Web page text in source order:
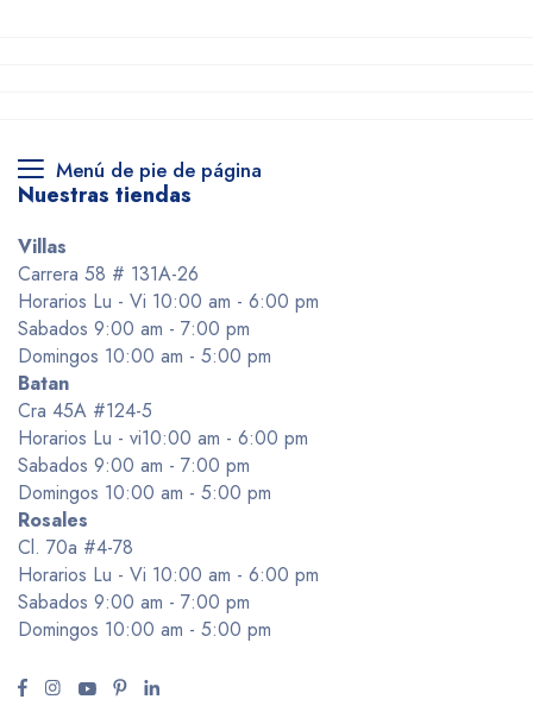
Menú de pie de página
Nuestras tiendas
Villas
Carrera 58 # 131A-26
Horarios Lu - Vi 10:00 am - 6:00 pm
Sabados 9:00 am - 7:00 pm
Domingos 10:00 am - 5:00 pm
Batan
Cra 45A #124-5
Horarios Lu - vi10:00 am - 6:00 pm
Sabados 9:00 am - 7:00 pm
Domingos 10:00 am - 5:00 pm
Rosales
Cl. 70a #4-78
Horarios Lu - Vi 10:00 am - 6:00 pm
Sabados 9:00 am - 7:00 pm
Domingos 10:00 am - 5:00 pm